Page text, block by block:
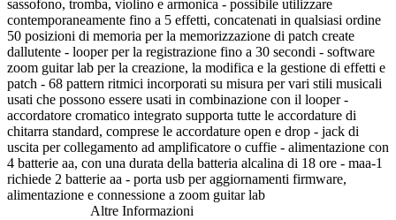
sassofono, tromba, violino e armonica - possibile utilizzare
contemporaneamente fino a 5 effetti, concatenati in qualsiasi ordine
50 posizioni di memoria per la memorizzazione di patch create
dallutente - looper per la registrazione fino a 30 secondi - software
zoom guitar lab per la creazione, la modifica e la gestione di effetti e
patch - 68 pattern ritmici incorporati su misura per vari stili musicali
usati che possono essere usati in combinazione con il looper -
accordatore cromatico integrato supporta tutte le accordature di
chitarra standard, comprese le accordature open e drop - jack di
uscita per collegamento ad amplificatore o cuffie - alimentazione con
4 batterie aa, con una durata della batteria alcalina di 18 ore - maa-1
richiede 2 batterie aa - porta usb per aggiornamenti firmware,
alimentazione e connessione a zoom guitar lab
Altre Informazioni